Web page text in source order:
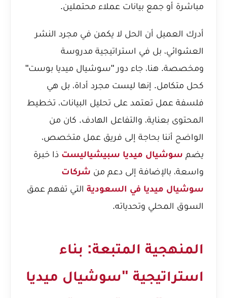
مباشرة أو جمع بيانات عملاء محتملين.
أدرك العميل أن الحل لا يكمن في مجرد النشر
العشوائي، بل في استراتيجية مدروسة
ومخصصة. هنا، جاء دور "سوشيال ميديا بوست"
كحل متكامل. إنها ليست مجرد أداة، بل هي
فلسفة عمل تعتمد على تحليل البيانات، تخطيط
المحتوى بعناية، والتفاعل الهادف. كان من
الواضح أننا بحاجة إلى فريق عمل متخصص،
يضم سوشيال ميديا سبيشياليست ذا خبرة
واسعة، بالإضافة إلى دعم من شركات
سوشيال ميديا في السعودية التي تفهم عمق
السوق المحلي وتحدياته.
المنهجية المتبعة: بناء
استراتيجية "سوشيال ميديا